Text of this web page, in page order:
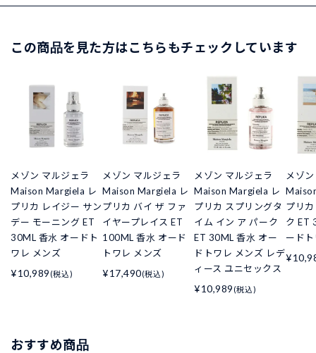
この商品を見た方はこちらもチェックしています
メゾン マルジェラ
Maison Margiela レ
プリカ レイジー サン
デー モーニング ET
30ML 香水 オードト
ワレ メンズ
¥10,989 (税込)
メゾン マルジェラ
Maison Margiela レ
プリカ バイ ザ ファ
イヤープレイス ET
100ML 香水 オード
トワレ メンズ
¥17,490(税込)
メゾン マルジェラ
Maison Margiela レ
プリカ スプリングタ
イム イン ア パーク
ET 30ML 香水 オー
ドトワレ メンズ レデ
ィース ユニセックス
¥10,989 (税込)
メゾ
プリ
ク ET
ード
おすすめ商品